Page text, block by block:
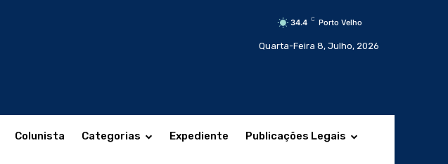
34.4 C Porto Velho
Quarta-Feira 8, Julho, 2026
Colunista Categorias Expediente Publicações Legais